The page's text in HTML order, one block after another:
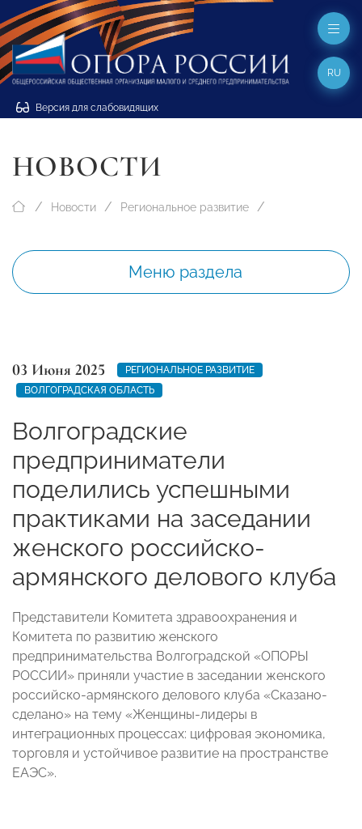
Версия для слабовидящих
RU
НОВОСТИ
Новости Региональное развитие
Меню раздела
03 Июня 2025
РЕГИОНАЛЬНОЕ РАЗВИТИЕ
ВОЛГОГРАДСКАЯ ОБЛАСТЬ
Волгоградские
предприниматели
поделились успешными
практиками на заседании
женского российско-
армянского делового клуба
Представители Комитета здравоохранения и
Комитета по развитию женского
предпринимательства Волгоградской «ОПОРЫ
РОССИИ» приняли участие в заседании женского
российско-армянского делового клуба «Сказано-
сделано» на тему «Женщины-лидеры в
интеграционных процессах: цифровая экономика,
торговля и устойчивое развитие на пространстве
ЕАЭС».